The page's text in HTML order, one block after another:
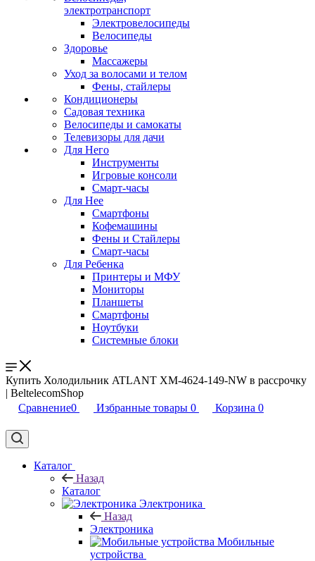
электротранспорт
Электровелосипеды
Велосипеды
Здоровье
Массажеры
Уход за волосами и телом
Фены, стайлеры
Кондиционеры
Садовая техника
Велосипеды и самокаты
Телевизоры для дачи
Для Него
Инструменты
Игровые консоли
Смарт-часы
Для Нее
Смартфоны
Кофемашины
Фены и Стайлеры
Смарт-часы
Для Ребенка
Принтеры и МФУ
Мониторы
Планшеты
Смартфоны
Ноутбуки
Системные блоки
Купить Холодильник ATLANT ХМ-4624-149-NW в рассрочку
| BeltelecomShop
Сравнение0 Избранные товары 0 Корзина 0
Каталог
Назад
Каталог
Электроника
Назад
Электроника
Мобильные
устройства